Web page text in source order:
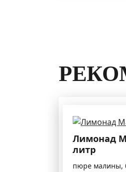
Лимонад
литр
пюре малины,